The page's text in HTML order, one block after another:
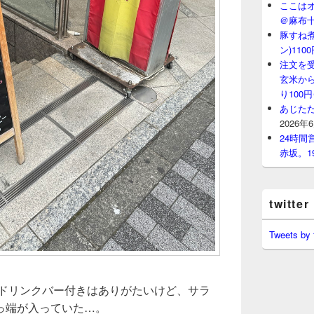
リンクバー付きはありがたいけど、サラ
が入っていた…。
ここは
＠麻布
豚すね
ン
注文を
玄米か
り100
あじた
2026年
24時間
赤坂。
twitter
Tweets by